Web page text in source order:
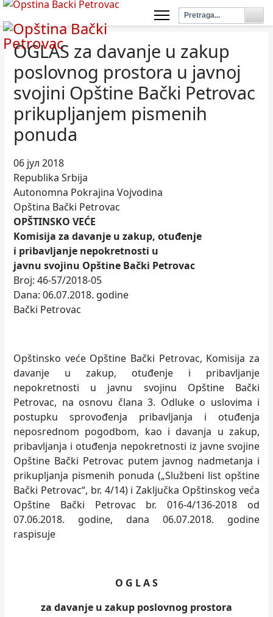
OGLAS za davanje u zakup
poslovnog prostora u javnoj
svojini Opštine Bački Petrovac
prikuplјanjem pismenih
ponuda
06 јул 2018
Republika Srbija
Autonomna Pokrajina Vojvodina
Opština Bački Petrovac
OPŠTINSKO VEĆE
Komisija za davanje u zakup, otuđenje
i pribavlјanje nepokretnosti u
javnu svojinu Opštine Bački Petrovac
Broj: 46-57/2018-05
Dana: 06.07.2018. godine
Bački Petrovac
Opštinsko veće Opštine Bački Petrovac, Komisija za
davanje u zakup, otuđenje i pribavlјanje
nepokretnosti u javnu svojinu Opštine Bački
Petrovac, na osnovu člana 3. Odluke o uslovima i
postupku sprovođenja pribavlјanja i otuđenja
neposrednom pogodbom, kao i davanja u zakup,
pribavlјanja i otuđenja nepokretnosti iz javne svojine
Opštine Bački Petrovac putem javnog nadmetanja i
prikuplјanja pismenih ponuda („Službeni list opštine
Bački Petrovac“, br. 4/14) i Zaklјučka Opštinskog veća
Opštine Bački Petrovac br. 016-4/136-2018 od
07.06.2018. godine, dana 06.07.2018. godine
raspisuje
O G L A S
za davanje u zakup poslovnog prostora